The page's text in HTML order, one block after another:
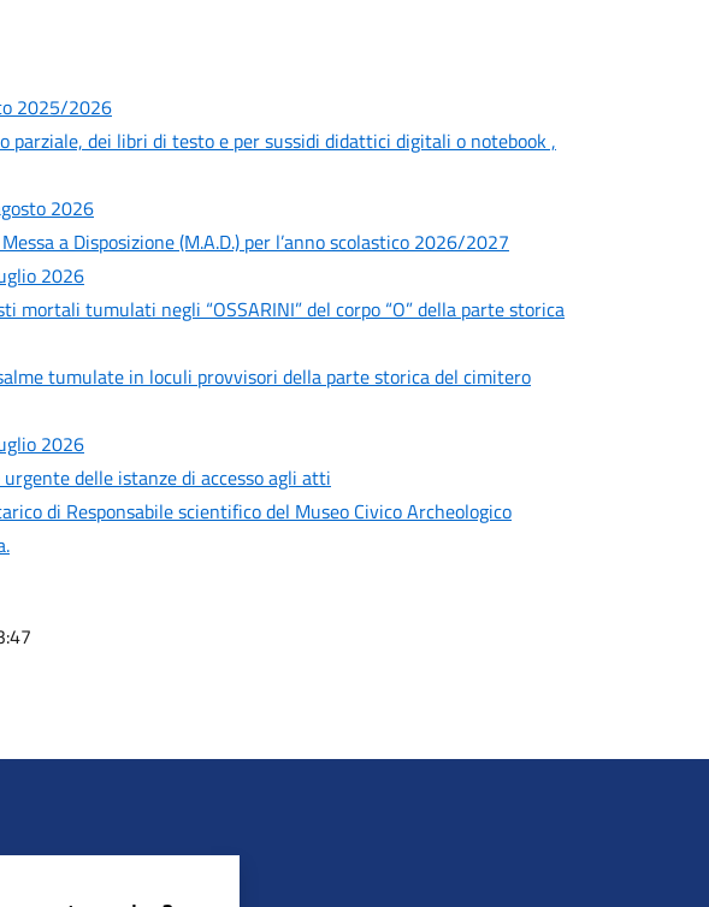
2025/2026
dei libri di testo e per sussidi didattici digitali o notebook ,
2026
a Disposizione (M.A.D.) per l’anno scolastico 2026/2027
2026
mortali tumulati negli “OSSARINI” del corpo “O” della parte storica
tumulate in loculi provvisori della parte storica del cimitero
2026
delle istanze di accesso agli atti
di Responsabile scientifico del Museo Civico Archeologico